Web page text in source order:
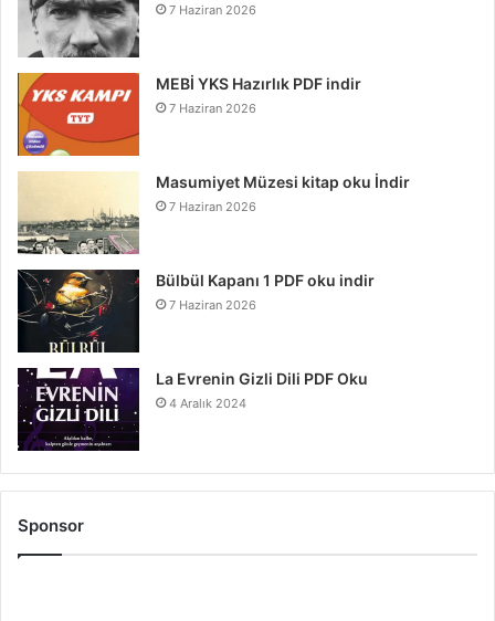
7 Haziran 2026
MEBİ YKS Hazırlık PDF indir
7 Haziran 2026
Masumiyet Müzesi kitap oku İndir
7 Haziran 2026
Bülbül Kapanı 1 PDF oku indir
7 Haziran 2026
La Evrenin Gizli Dili PDF Oku
4 Aralık 2024
Sponsor